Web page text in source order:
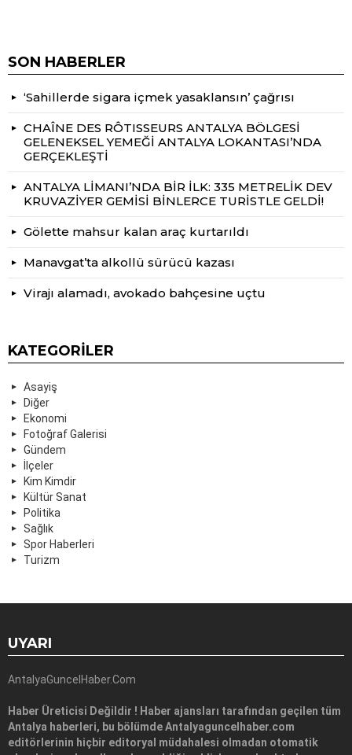
SON HABERLER
‘Sahillerde sigara içmek yasaklansın’ çağrısı
CHAÎNE DES RÔTISSEURS ANTALYA BÖLGESİ
GELENEKSEL YEMEĞİ ANTALYA LOKANTASI’NDA
GERÇEKLEŞTİ
ANTALYA LİMANI’NDA BİR İLK: 335 METRELİK DEV
KRUVAZİYER GEMİSİ BİNLERCE TURİSTLE GELDİ!
Gölette mahsur kalan araç kurtarıldı
Manavgat’ta alkollü sürücü kazası
Virajı alamadı, avokado bahçesine uçtu
KATEGORILER
Asayiş
Diğer
Ekonomi
Fotoğraf Galerisi
Gündem
İlçeler
Kim Kimdir
Kültür Sanat
Politika
Sağlık
Spor Haberleri
Turizm
UYARI
AntalyaGuncelHaber.Com
Haber Üreticisi Değildir ! Haber ajansları tarafından geçilen tüm
Antalya haberleri, bu bölümde Antalyaguncelhaber.com
editörlerinin hiçbir editoryal müdahalesi olmadan otomatik